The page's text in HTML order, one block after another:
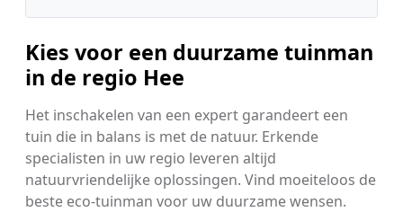
Kies voor een duurzame tuinman
in de regio Hee
Het inschakelen van een expert garandeert een
tuin die in balans is met de natuur. Erkende
specialisten in uw regio leveren altijd
natuurvriendelijke oplossingen. Vind moeiteloos de
beste eco-tuinman voor uw duurzame wensen.